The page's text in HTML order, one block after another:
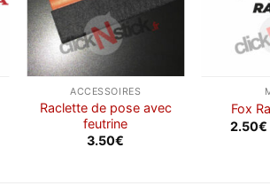
ACCESSOIRES
Raclette de pose avec
feutrine
3.50€
Fox
2.50€